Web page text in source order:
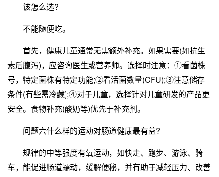
该怎么选?
不能随便吃。
首先，健康儿童通常无需额外补充。如果需要(如抗生
素后腹泻)，应咨询医生或营养师。选择时注意：①看菌株
号，特定菌株有特定功能;②看活菌数量(CFU);③注意储存
条件(有些需冷藏);④对于儿童，选择针对儿童研发的产品更
安全。食物补充(酸奶等)优先于补充剂。
问题六什么样的运动对肠道健康最有益?
规律的中等强度有氧运动，如快走、跑步、游泳、骑
车，能促进肠道蠕动，缓解便秘，并有助于减轻压力、改善